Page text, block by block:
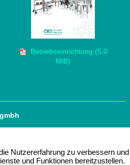
Nutzererfahrung zu verbessern und
und Funktionen bereitzustellen.
Betriebseinrichtung (5,0
MiB)